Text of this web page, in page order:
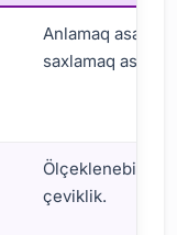
Anlamaq asan,
saxlamaq asan.
Ölçeklenebilirlik,
çeviklik.